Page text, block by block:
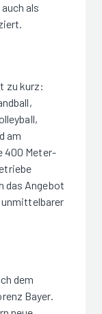
als
zu kurz:
am
400 Meter-
das Angebot
unmittelbarer
dem
Bayer.